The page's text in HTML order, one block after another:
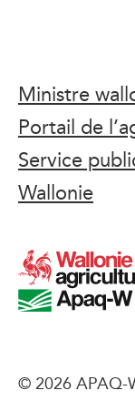
Ministre
Portail de
Service
Wallonie
© 2026 APAQ-